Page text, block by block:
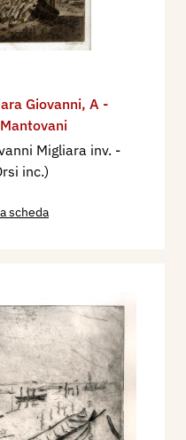
Giovanni, A -
Migliara inv. -
inc.)
scheda